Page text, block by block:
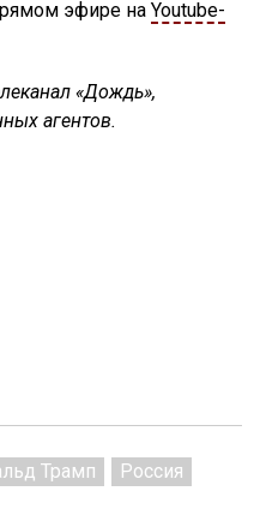
эфире на Youtube-
«Дождь»,
агентов.
Трамп
Россия